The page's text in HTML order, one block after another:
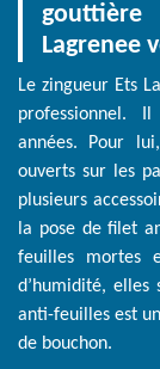
gouttière
Lagrenee
Le zingueur Ets
professionnel.
années. Pour
ouverts sur les
plusieurs
la pose de filet
feuilles mortes
d’humidité, elles
anti-feuilles est
de bouchon.